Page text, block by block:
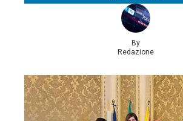
By
Redazione